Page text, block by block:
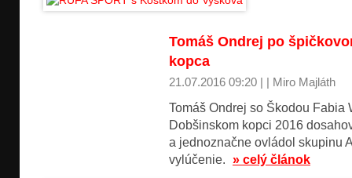
Tomáš Ondrej po
kopca
21.07.2016 09:20 | | Miro Majláth
Tomáš Ondrej so Škodou Fabia
Dobšinskom kopci 2016
a jednoznačne ovládol skupinu
vylúčenie. » celý článok